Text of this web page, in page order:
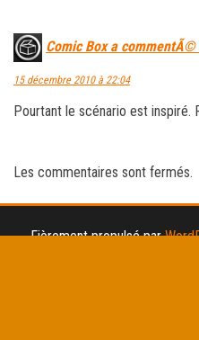
Comic Box a
15 décembre 2010 à 22:04
Pourtant le scénario est inspiré.
Les commentaires sont fermés.
Fièrement propulsé par